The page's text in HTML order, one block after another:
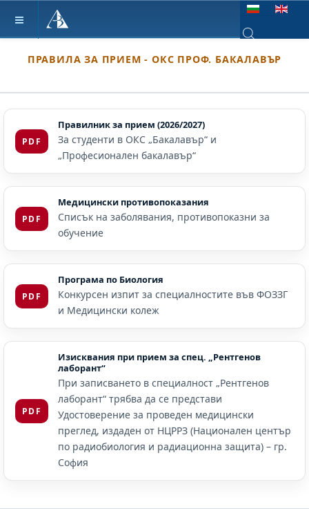
Изберете език
Type 2 or more
ПРАВИЛА ЗА ПРИЕМ - ОКС ПРОФ. БАКАЛАВЪР
PDF
Правилник за прием (2026/2027)
За студенти в ОКС „Бакалавър“ и
„Професионален бакалавър“
PDF
Медицински противопоказания
Списък на заболявания, противопоказни за
обучение
PDF
Програма по Биология
Конкурсен изпит за специалностите във ФОЗЗГ
и Медицински колеж
PDF
Изисквания при прием за спец. „Рентгенов
лаборант“
При записването в специалност „Рентгенов
лаборант“ трябва да се представи
Удостоверение за проведен медицински
преглед, издаден от НЦРРЗ (Национален център
по радиобиология и радиационна защита) – гр.
София